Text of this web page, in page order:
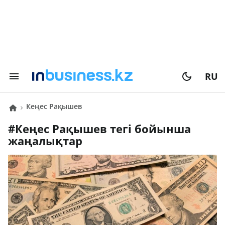
RU
Кеңес Рақышев
# Кеңес Рақышев тегі бойынша
жаңалықтар